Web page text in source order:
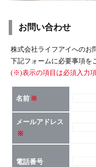
お問い合わせ
株式会社ライフアイへのお
下記フォームに必要事項を
(※)表示の項目は必須入力項
名前
メールアドレス
電話番号